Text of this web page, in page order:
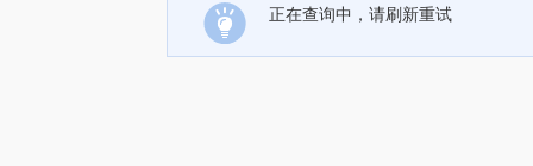
正在查询中，请刷新重试